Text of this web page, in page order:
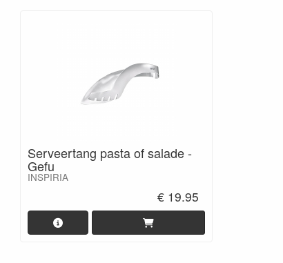
Serveertang pasta of salade -
Gefu
INSPIRIA
€ 19.95